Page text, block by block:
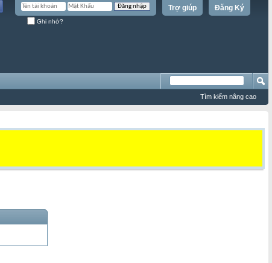
Đăng Ký
Trợ giúp
Ghi nhớ?
Tìm kiếm nâng cao